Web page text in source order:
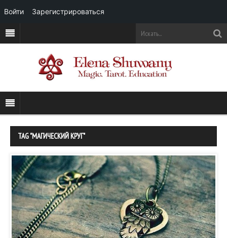
TAG "МАГИЧЕСКИЙ КРУГ"
Войти Зарегистрироваться